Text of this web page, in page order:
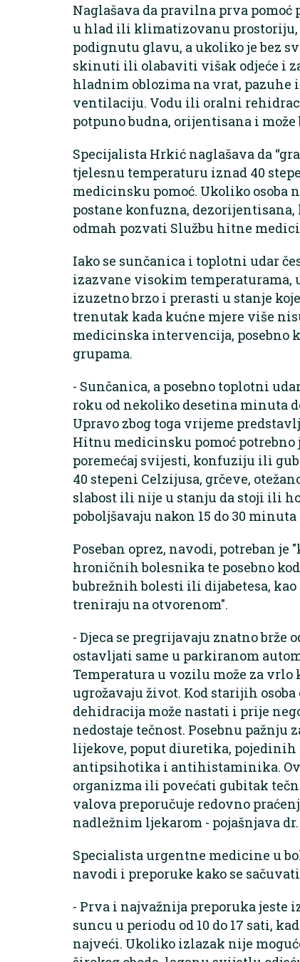
Naglašava da pravilna prva pomoć
u hlad ili klimatizovanu prostoriju,
podignutu glavu, a ukoliko je bez
skinuti ili olabaviti višak odjeće i
hladnim oblozima na vrat, pazuhe
ventilaciju. Vodu ili oralni
potpuno budna, orijentisana i može
Specijalista Hrkić naglašava da
tjelesnu temperaturu iznad 40
medicinsku pomoć. Ukoliko
postane konfuzna,
odmah pozvati Službu hitne
Iako se sunčanica i toplotni udar
izazvane visokim temperaturama,
izuzetno brzo i prerasti u stanje
trenutak kada kućne mjere više
medicinska intervencija, posebno
grupama.
- Sunčanica, a posebno toplotni
roku od nekoliko desetina minuta
Upravo zbog toga vrijeme
Hitnu medicinsku pomoć potrebno
poremećaj svijesti, konfuziju ili
40 stepeni Celzijusa, grčeve,
slabost ili nije u stanju da stoji ili
poboljšavaju nakon 15 do 30
Poseban oprez, navodi, potreban
hroničnih bolesnika te posebno
bubrežnih bolesti ili dijabetesa,
treniraju na otvorenom".
- Djeca se pregrijavaju znatno brže
ostavljati same u parkiranom
Temperatura u vozilu može za
ugrožavaju život. Kod starijih osoba
dehidracija može nastati i prije
nedostaje tečnost. Posebnu pažnju
lijekove, poput diuretika,
antipsihotika i antihistaminika.
organizma ili povećati gubitak
valova preporučuje redovno
nadležnim ljekarom - pojašnjava
Specialista urgentne medicine u
navodi i preporuke kako se
- Prva i najvažnija preporuka jeste
suncu u periodu od 10 do 17 sati,
najveći. Ukoliko izlazak nije